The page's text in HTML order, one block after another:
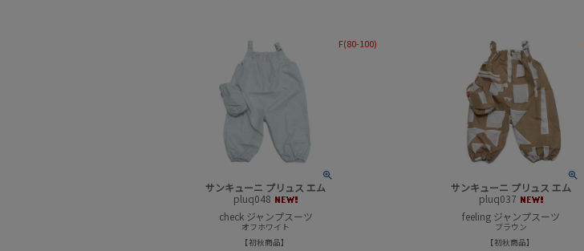
サンキューニ プリュス エム
pluq048
check ジャンプスーツ
オフホワイト
初秋商品
F(80-100)
サンキューニ プリュス エム
pluq037
feeling ジャンプスーツ
ブラウン
初秋商品